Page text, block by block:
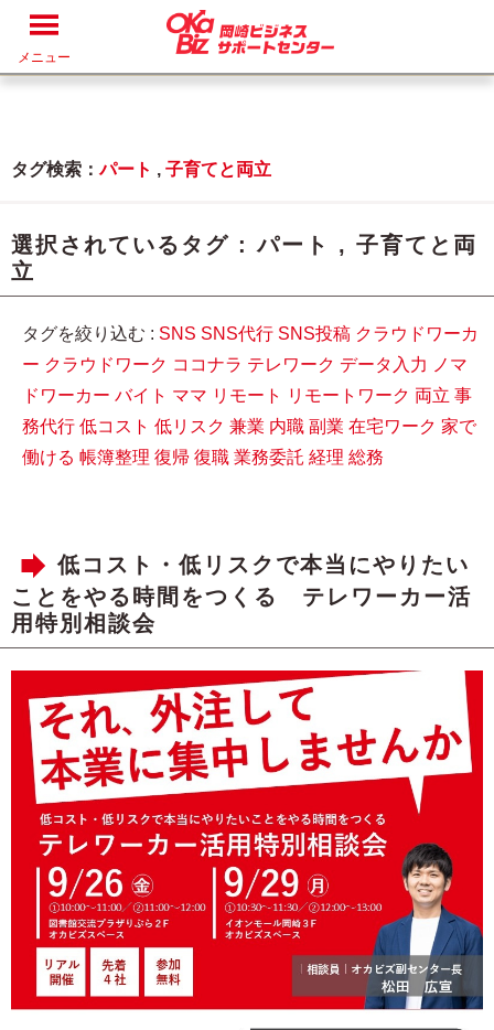
メニュー
タグ検索：パート , 子育てと両立
選択されているタグ :パート , 子育てと両
立
タグを絞り込む : SNS SNS代行 SNS投稿 クラウドワーカ
ー クラウドワーク ココナラ テレワーク データ入力 ノマ
ドワーカー バイト ママ リモート リモートワーク 両立 事
務代行 低コスト 低リスク 兼業 内職 副業 在宅ワーク 家で
働ける 帳簿整理 復帰 復職 業務委託 経理 総務
低コスト・低リスクで本当にやりたい
ことをやる時間をつくる テレワーカー活
用特別相談会